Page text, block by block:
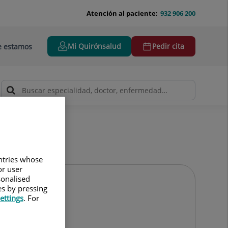
932 906 200
Atención al paciente:
estamos Mi Quirónsalud Pedir cita
whose
user
by pressing
. For